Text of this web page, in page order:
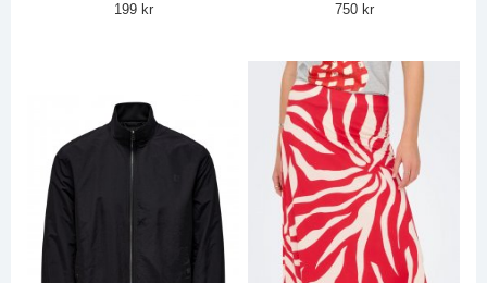
199 kr
750 kr